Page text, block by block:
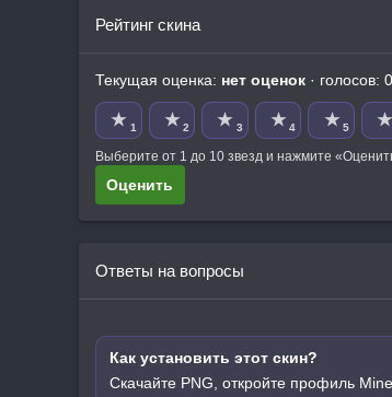
Рейтинг скина
Текущая оценка: нет оценок · голосов: 0
★ 1 ★ 2 ★ 3 ★ 4 ★ 5 ★
Выберите от 1 до 10 звезд и нажмите
Оценить
Ответы на вопросы
Как установить этот скин?
Скачайте PNG, откройте профиль